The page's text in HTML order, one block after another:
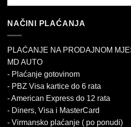
NAČINI PLAĆANJA
PLAĆANJE NA PRODAJNOM
MD AUTO
- Plaćanje gotovinom
- PBZ Visa kartice do 6 rata
- American Express do 12 rata
- Diners, Visa i MasterCard
- Virmansko plaćanje ( po ponudi)